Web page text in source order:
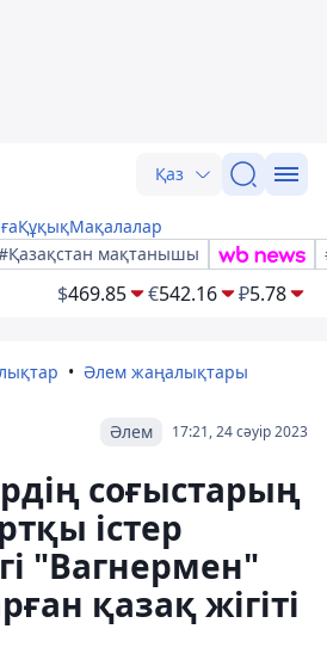
Қаз
ҚұқықМақалалар
мақтанышы
$469.85 €542.16 ₽5.78
Әлем жаңалықтары
17:21, 24 сәуір 2023
Әлем
соғыстарың
істер
"Вагнермен"
қазақ жігіті